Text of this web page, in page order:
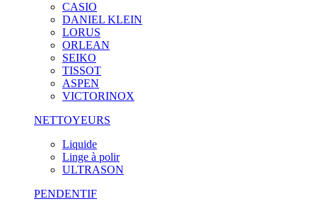
CASIO
DANIEL KLEIN
LORUS
ORLEAN
SEIKO
TISSOT
ASPEN
VICTORINOX
NETTOYEURS
Liquide
Linge à polir
ULTRASON
PENDENTIF